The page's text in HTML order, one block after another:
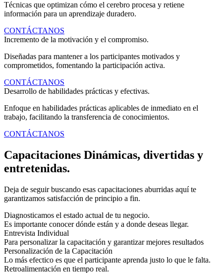
Técnicas que optimizan cómo el cerebro procesa y retiene
información para un aprendizaje duradero.
CONTÁCTANOS
Incremento de la motivación y el compromiso.
Diseñadas para mantener a los participantes motivados y
comprometidos, fomentando la participación activa.
CONTÁCTANOS
Desarrollo de habilidades prácticas y efectivas.
Enfoque en habilidades prácticas aplicables de inmediato en el
trabajo, facilitando la transferencia de conocimientos.
CONTÁCTANOS
Capacitaciones Dinámicas, divertidas y
entretenidas.
Deja de seguir buscando esas capacitaciones aburridas aquí te
garantizamos satisfacción de principio a fin.
Diagnosticamos el estado actual de tu negocio.
Es importante conocer dónde están y a donde deseas llegar.
Entrevista Individual
Para personalizar la capacitación y garantizar mejores resultados
Personalización de la Capacitación
Lo más efectico es que el participante aprenda justo lo que le falta.
Retroalimentación en tiempo real.